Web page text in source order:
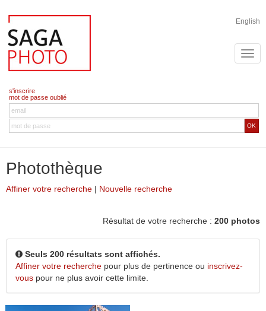
English
s'inscrire
mot de passe oublié
OK
Photothèque
Affiner votre recherche | Nouvelle recherche
Résultat de votre recherche : 200 photos
Seuls 200 résultats sont affichés.
Affiner votre recherche pour plus de pertinence ou inscrivez-
vous pour ne plus avoir cette limite.